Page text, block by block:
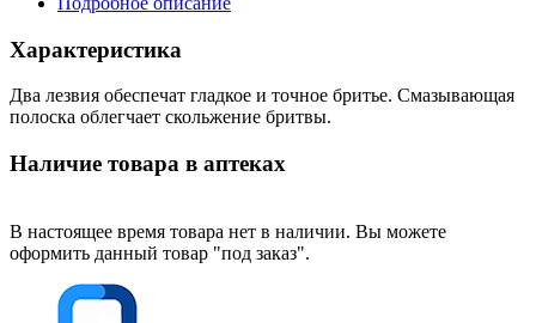
Характеристика
Два лезвия обеспечат гладкое и точное бритье. Смазывающая
полоска облегчает скольжение бритвы.
Наличие товара в аптеках
В настоящее время товара нет в наличии. Вы можете
оформить данный товар "под заказ".